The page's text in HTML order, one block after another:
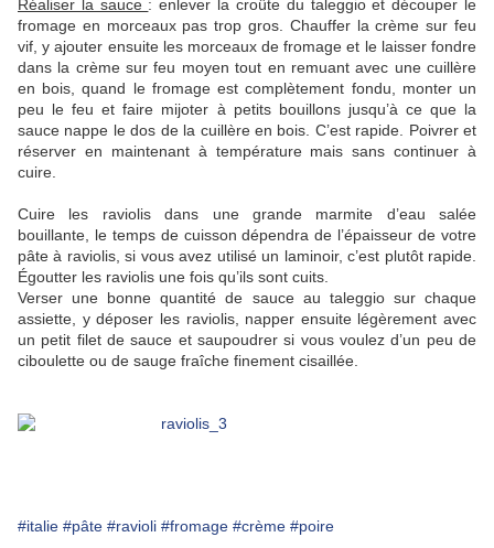
Réaliser la sauce : enlever la croûte du taleggio et découper le
fromage en morceaux pas trop gros. Chauffer la crème sur feu
vif, y ajouter ensuite les morceaux de fromage et le laisser fondre
dans la crème sur feu moyen tout en remuant avec une cuillère
en bois, quand le fromage est complètement fondu, monter un
peu le feu et faire mijoter à petits bouillons jusqu’à ce que la
sauce nappe le dos de la cuillère en bois. C’est rapide. Poivrer et
réserver en maintenant à température mais sans continuer à
cuire.
Cuire les raviolis dans une grande marmite d’eau salée
bouillante, le temps de cuisson dépendra de l’épaisseur de votre
pâte à raviolis, si vous avez utilisé un laminoir, c’est plutôt rapide.
Égoutter les raviolis une fois qu’ils sont cuits.
Verser une bonne quantité de sauce au taleggio sur chaque
assiette, y déposer les raviolis, napper ensuite légèrement avec
un petit filet de sauce et saupoudrer si vous voulez d’un peu de
ciboulette ou de sauge fraîche finement cisaillée.
#italie #pâte #ravioli #fromage #crème #poire